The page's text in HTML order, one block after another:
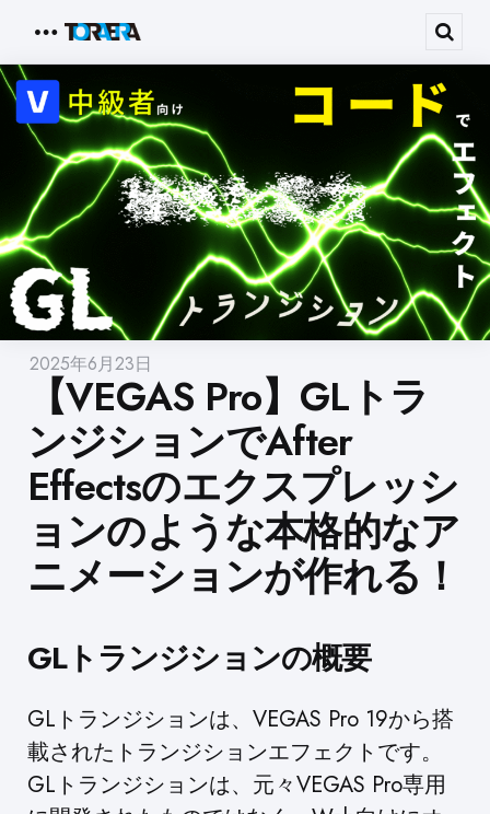
Menu
2025年6月23日
【VEGAS Pro】GLトラ
ンジションでAfter
Effectsのエクスプレッシ
ョンのような本格的なア
ニメーションが作れる！
GLトランジションの概要
GLトランジションは、VEGAS Pro 19から搭
載されたトランジションエフェクトです。
GLトランジションは、元々VEGAS Pro専用